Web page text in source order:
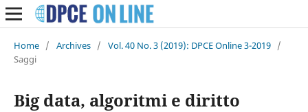
Home / Archives / Vol. 40 No. 3 (2019): DPCE Online 3-2019 /
Saggi
Big data, algoritmi e diritto